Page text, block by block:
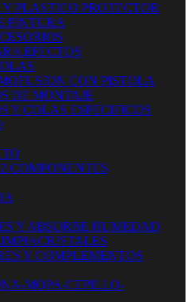
PLASTICO PROTECTOR
PINTURA
EFECTOS
CON PISTOLA
DE MONTAJE
Y COLAS ESPECIFICOS
COMPONENTES
Y ABSORBE HUMEDAD
Y COMPLEMENTOS
MOPA-CEPILLO-